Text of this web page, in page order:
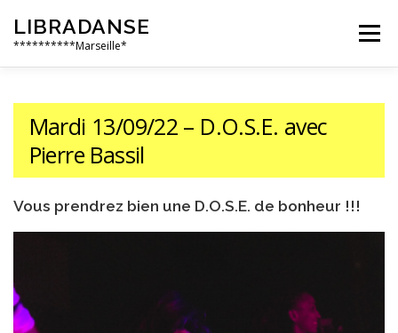
contenu
LIBRADANSE
**********Marseille*
Menu
QUI SOMMES NOUS LES DANSES LIBRES
EN PRATIQUE NOS ÉVÈNEMENTS
Mardi 13/09/22 – D.O.S.E. avec
Pierre Bassil
Vous prendrez bien une D.O.S.E. de bonheur !!!